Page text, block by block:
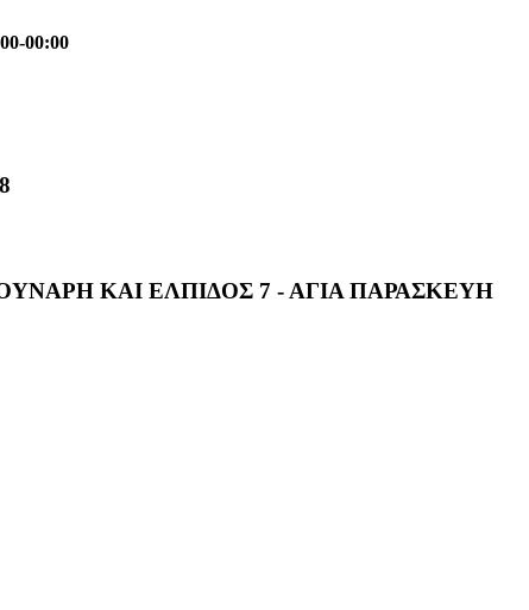
00:00
ΚΑΙ ΕΛΠΙΔΟΣ 7 - ΑΓΙΑ ΠΑΡΑΣΚΕΥΗ